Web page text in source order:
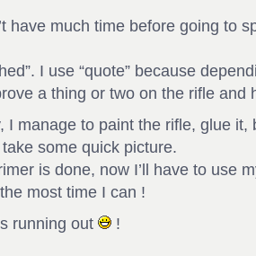
have much time before going to
I use “quote” because
a thing or two on the rifle and
I manage to paint the rifle, glue it,
some quick picture.
is done, now I’ll have to use
most time I can !
running out
!